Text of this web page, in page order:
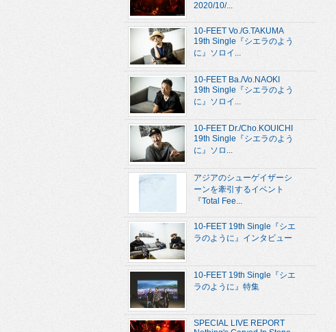
2020/10/...
10-FEET Vo./G.TAKUMA
19th Single『シエラのよう
に』ソロイ...
10-FEET Ba./Vo.NAOKI
19th Single『シエラのよう
に』ソロイ...
10-FEET Dr./Cho.KOUICHI
19th Single『シエラのよう
に』ソロ...
アジアのシューゲイザーシ
ーンを牽引するイベント
『Total Fee...
10-FEET 19th Single『シエ
ラのように』インタビュー
10-FEET 19th Single『シエ
ラのように』特集
SPECIAL LIVE REPORT